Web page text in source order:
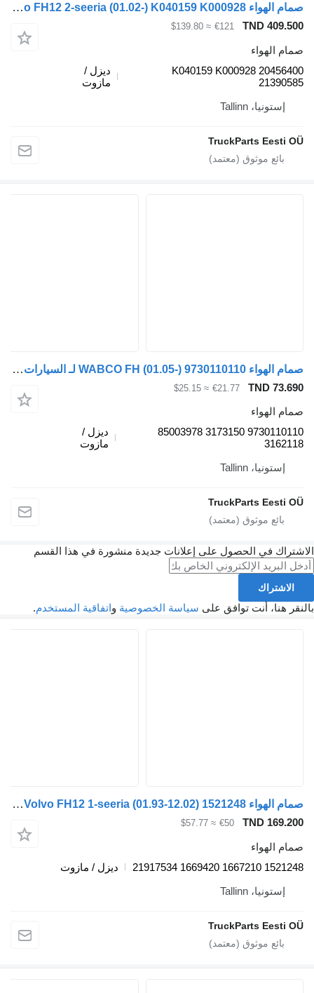
صمام الهواء Volvo FH12 2-seeria (01.02-) K040159 K000928 لـ السيارات القاطرة Volvo FH12, FH16, NH12, FH, VNL780 (1993-2014)
TND
€121
≈ $139.80
K040159 K000928
TruckParts
صمام الهواء WABCO FH (01.05-) 9730110110 لـ السيارات القاطرة Volvo FH12, FH16, NH12, FH, VNL780 (1993-2014)
€21.77
≈ $25.15
9730110110 3173150 85003978
TruckParts
الحصول على إعلانات جديدة منشورة في هذا القسم
أنت توافق علىسياسة الخصوصيةواتفاقية المستخدم .
صمام الهواء Volvo FH12 1-seeria (01.93-12.02) 1521248 لـ السيارات القاطرة Volvo FH12, FH16, NH12, FH, VNL780 (1993-2014)
TND
€50
≈ $57.77
ديزل / مازوت
TruckParts